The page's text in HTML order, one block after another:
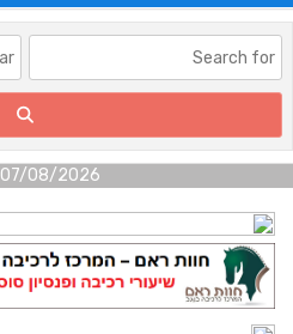
07/08/2026 22:53